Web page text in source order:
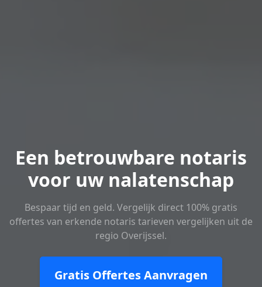
Een betrouwbare notaris
voor uw nalatenschap
Bespaar tijd en geld. Vergelijk direct 100% gratis
offertes van erkende notaris tarieven vergelijken uit de
regio Overijssel.
Gratis Offertes Aanvragen